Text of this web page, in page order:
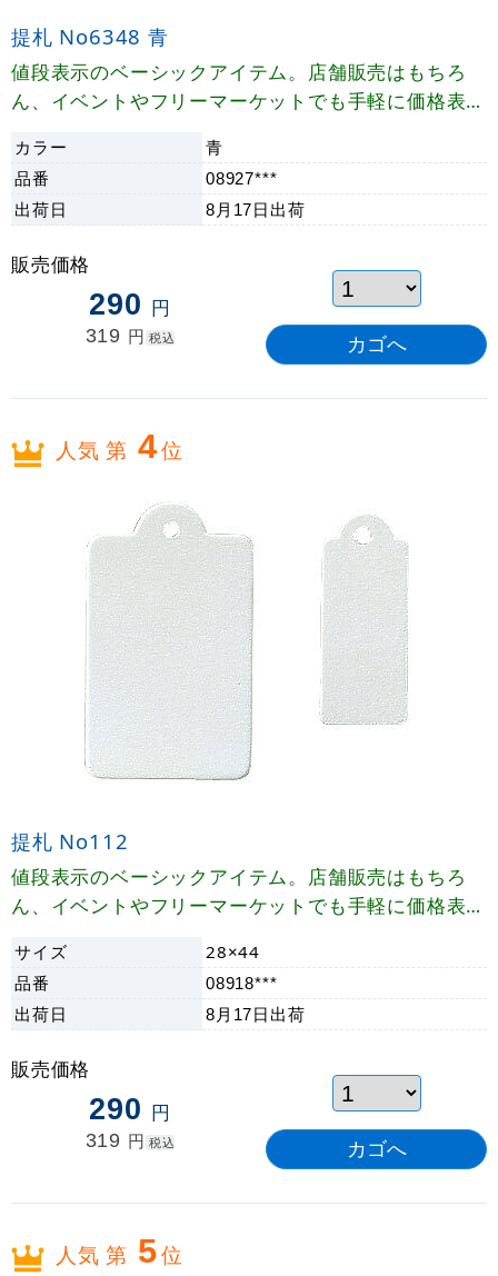
提札 No6348 青
値段表示のベーシックアイテム。店舗販売はもちろ
ん、イベントやフリーマーケットでも手軽に価格表示
カラー
青
品番
08927***
出荷日 8月17日 出荷
販売価格
290 円
319 円 税込
人気 第 4位
提札 No112
値段表示のベーシックアイテム。店舗販売はもちろ
ん、イベントやフリーマーケットでも手軽に価格表示
サイズ
28×44
品番
08918***
出荷日 8月17日 出荷
販売価格
290 円
319 円 税込
人気 第 5位